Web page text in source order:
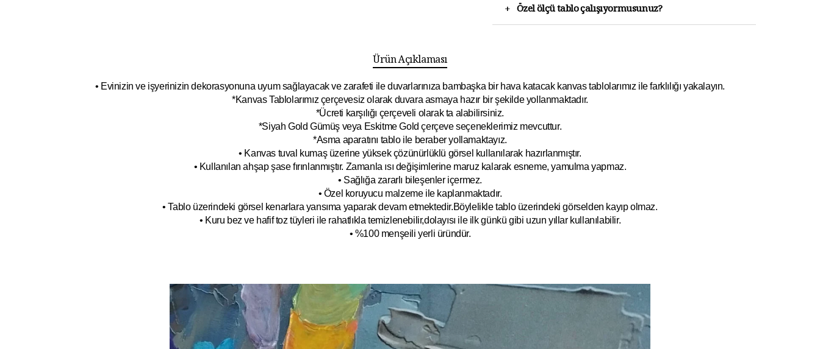
+ Özel ölçü tablo çalışıyormusunuz?
Ürün Açıklaması
• Evinizin ve işyerinizin dekorasyonuna uyum sağlayacak ve zarafeti ile duvarlarınıza bambaşka bir hava katacak kanvas tablolarımız ile farklılığı yakalayın.
*Kanvas Tablolarımız çerçevesiz olarak duvara asmaya hazır bir şekilde yollanmaktadır.
*Ücreti karşılığı çerçeveli olarak ta alabilirsiniz.
*Siyah Gold Gümüş veya Eskitme Gold çerçeve seçeneklerimiz mevcuttur.
*Asma aparatını tablo ile beraber yollamaktayız.
• Kanvas tuval kumaş üzerine yüksek çözünürlüklü görsel kullanılarak hazırlanmıştır.
• Kullanılan ahşap şase fırınlanmıştır. Zamanla ısı değişimlerine maruz kalarak esneme, yamulma yapmaz.
• Sağlığa zararlı bileşenler içermez.
• Özel koruyucu malzeme ile kaplanmaktadır.
• Tablo üzerindeki görsel kenarlara yansıma yaparak devam etmektedir.Böylelikle tablo üzerindeki görselden kayıp olmaz.
• Kuru bez ve hafif toz tüyleri ile rahatlıkla temizlenebilir,dolayısı ile ilkgünkü gibi uzun yıllar kullanılabilir.
• %100 menşeili yerli üründür.